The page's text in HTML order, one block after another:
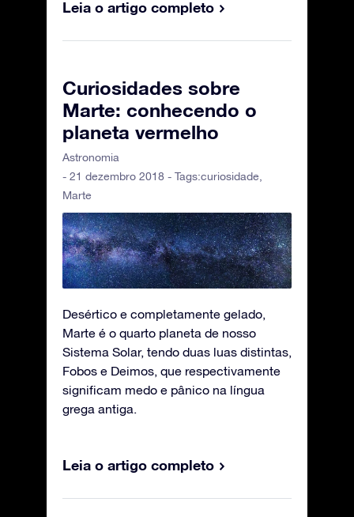
Leia o artigo completo
Curiosidades sobre
Marte: conhecendo o
planeta vermelho
Astronomia
- 21 dezembro 2018 - Tags:curiosidade
Marte
Desértico e completamente gelado,
Marte é o quarto planeta de nosso
Sistema Solar, tendo duas luas distintas,
Fobos e Deimos, que respectivamente
significam medo e pânico na língua
grega antiga.
Leia o artigo completo